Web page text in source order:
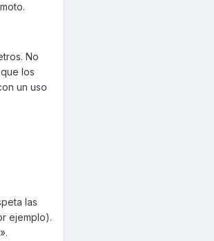
No
los
un uso
las
ejemplo).